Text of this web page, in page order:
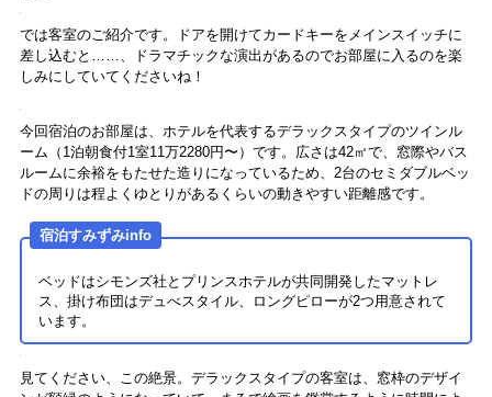
差し込むと……、ドラマチックな演出があるのでお部屋に入るのを楽
しみにしていてくださいね！